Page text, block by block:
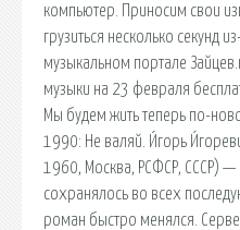
компьютер. Приносим свои
грузиться несколько секунд
музыкальном портале
музыки на 23 февраля
Мы будем жить теперь по-
1990: Не валяй. И́горь
1960, Москва, РСФСР, СССР) —
сохранялось во всех
роман быстро менялся.